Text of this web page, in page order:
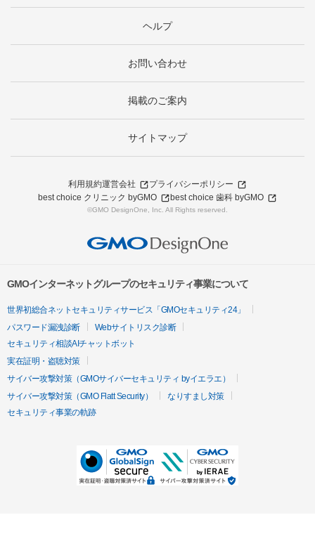
ヘルプ
お問い合わせ
掲載のご案内
サイトマップ
利用規約運営会社
プライバシーポリシー
best choice クリニック byGMO
best choice 歯科 byGMO
©GMO DesignOne, Inc. All Rights reserved.
GMOインターネットグループのセキュリティ事業について
世界初総合ネットセキュリティサービス「GMOセキュリティ24」
パスワード漏洩診断
Webサイトリスク診断
セキュリティ相談AIチャットボット
実在証明・盗聴対策
サイバー攻撃対策（GMOサイバーセキュリティ byイエラエ）
サイバー攻撃対策（GMO Flatt Security）
なりすまし対策
セキュリティ事業の軌跡